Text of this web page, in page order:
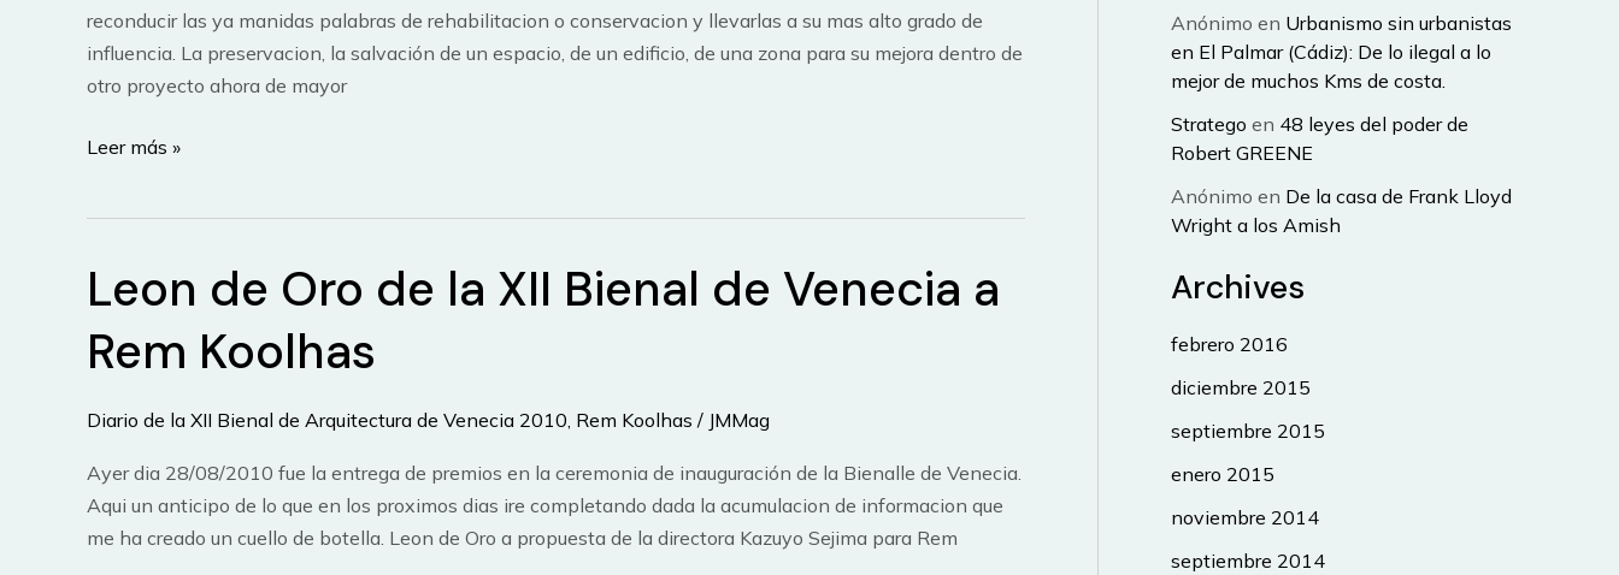
reconducir las ya manidas palabras de rehabilitacion o conservacion y llevarlas a su mas alto grado de
influencia. La preservacion, la salvación de un espacio, de un edificio, de una zona para su mejora dentro de
otro proyecto ahora de mayor
Preservacion:
el
Palacio
de
las
la
Bienal
de
Leer más »
Leon de Oro de la XII Bienal de Venecia a
Rem Koolhas
Diario de la XII Bienal de Arquitectura de Venecia 2010 Rem Koolhas / JMMag
Ayer dia 28/08/2010 fue la entrega de premios en la ceremonia de inauguración de la Bienalle de Venecia.
Aqui un anticipo de lo que en los proximos dias ire completando dada la acumulacion de informacion que
me ha creado un cuello de botella. Leon de Oro a propuesta de la directora Kazuyo Sejima para Rem
Anónimo en Urbanismo sin urbanistas
en El Palmar (Cádiz): De lo ilegal a lo
mejor de muchos Kms de costa.
Stratego en 48 leyes del poder de
Robert GREENE
Anónimo en De la casa de Frank Lloyd
Wright a los Amish
Archives
febrero 2016
diciembre 2015
septiembre 2015
enero 2015
noviembre 2014
septiembre 2014